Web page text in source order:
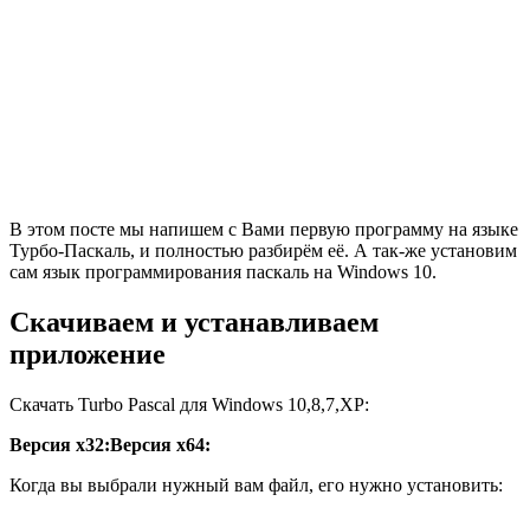
В этом посте мы напишем с Вами первую программу на языке
Турбо-Паскаль, и полностью разбирём её. А так-же установим
сам язык программирования паскаль на Windows 10.
Скачиваем и устанавливаем
приложение
Скачать Turbo Pascal для Windows 10,8,7,XP:
Версия x32:Версия x64:
Когда вы выбрали нужный вам файл, его нужно установить: